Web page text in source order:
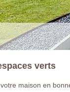
verts
maison en